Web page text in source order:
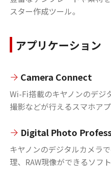
スター作成ツール。
アプリケーション
Camera Connect
Wi-Fi搭載のキヤノンのデジ
撮影などが行えるスマホアプ
Digital Photo
キヤノンのデジタルカメラ
理、RAW現像ができるソフト